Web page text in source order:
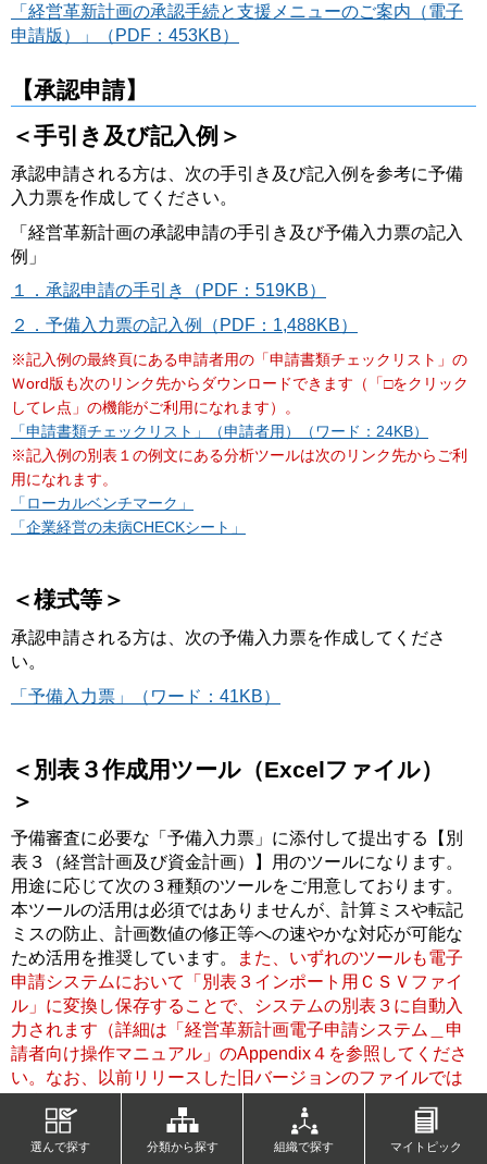
「経営革新計画の承認手続と支援メニューのご案内（電子
申請版）」（PDF：453KB）
【承認申請】
＜手引き及び記入例＞
承認申請される方は、次の手引き及び記入例を参考に予備
入力票を作成してください。
「経営革新計画の承認申請の手引き及び予備入力票の記入
例」
１．承認申請の手引き（PDF：519KB）
２．予備入力票の記入例（PDF：1,488KB）
※記入例の最終頁にある申請者用の「申請書類チェックリスト」の
Ｗord版も次のリンク先からダウンロードできます（「□をクリック
してレ点」の機能がご利用になれます）。
「申請書類チェックリスト」（申請者用）（ワード：24KB）
※記入例の別表１の例文にある分析ツールは次のリンク先からご利
用になれます。
「ローカルベンチマーク」
「企業経営の未病CHECKシート」
＜様式等＞
承認申請される方は、次の予備入力票を作成してくださ
い。
「予備入力票」（ワード：41KB）
＜別表３作成用ツール（Excelファイル）
＞
予備審査に必要な「予備入力票」に添付して提出する【別
表３（経営計画及び資金計画）】用のツールになります。
用途に応じて次の３種類のツールをご用意しております。
本ツールの活用は必須ではありませんが、計算ミスや転記
ミスの防止、計画数値の修正等への速やかな対応が可能な
ため活用を推奨しています。
また、いずれのツールも電子
申請システムにおいて「別表３インポート用ＣＳＶファイ
ル」に変換し保存することで、システムの別表３に自動入
力されます（詳細は「経営革新計画電子申請システム＿申
請者向け操作マニュアル」のAppendix４を参照してくださ
い。なお、以前リリースした旧バージョンのファイルでは
ご利用になれません。また、Excelのバージョンやご利用環
境によっては正常に動作しない場合があります。その場合
は、申請画面から別表3の値を手入力してください。）。
選んで探す 分類から探す 組織で探す マイトピック